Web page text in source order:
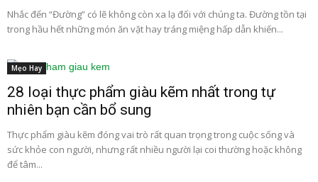
Nhắc đến “Đường” có lẽ không còn xa lạ đối với chúng ta. Đường tồn tại
trong hầu hết những món ăn vặt hay tráng miệng hấp dẫn khiến...
Mẹo Hay
28 loại thực phẩm giàu kẽm nhất trong tự
nhiên bạn cần bổ sung
Thực phẩm giàu kẽm đóng vai trò rất quan trọng trong cuộc sống và
sức khỏe con người, nhưng rất nhiều người lại coi thường hoặc không
để tâm...